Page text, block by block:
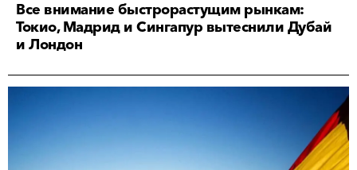
Все внимание быстрорастущим рынкам:
Токио, Мадрид и Сингапур вытеснили Дубай
и Лондон